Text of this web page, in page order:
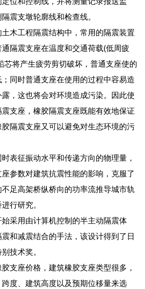
震支墩轮廓线和检查线。
土木工程隔震结构中，常用的隔震装置
隔震支座在温度和交通荷载(低周疲
芯将产生疲劳剪切破坏，普通支座使的
同时普通支座在使用的过程中容易造
，这也将会对环境造成污染。因此使
支座，橡胶隔震支座既能有效地保证
隔震支座又可以避免对生态环境的污
表征振动水平和传递方向的物理量，
参数对建筑抗震性能的影响，克服了
足高架桥纵桥向的功率流推导城市轨
行研究。
采用由计算机控制的半主动隔震体
和减震结合的手法，该设计得到了日
技术奖。
支座价格，建筑橡胶支座类型很多，
度、建筑高度以及预期位移量来选